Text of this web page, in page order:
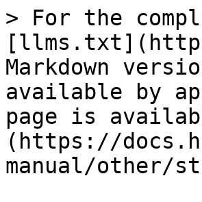
> For the
Markdown
available by
page is
(https://
manual/other/